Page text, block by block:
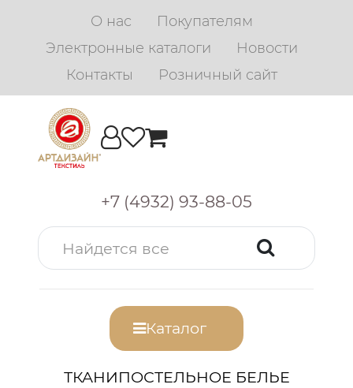
О нас
Покупателям
Электронные каталоги
Новости
Контакты
Розничный сайт
+7 (4932) 93-88-05
Каталог
ТКАНИПОСТЕЛЬНОЕ БЕЛЬЕ